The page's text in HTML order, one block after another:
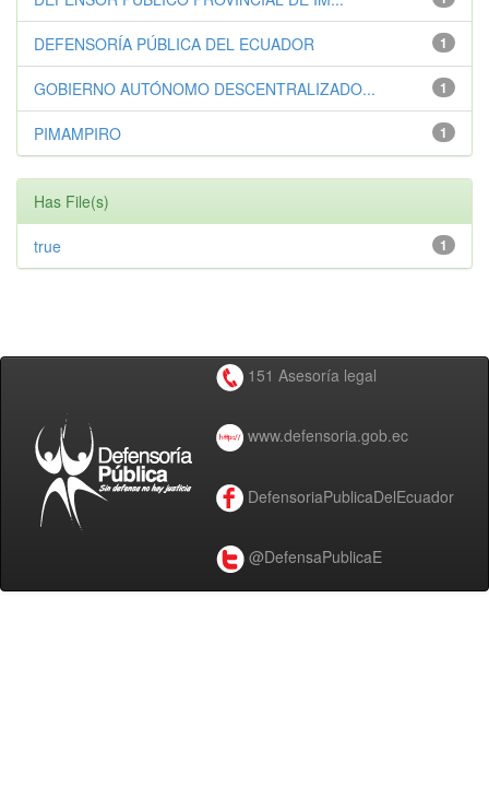
1
DEFENSORÍA PÚBLICA DEL ECUADOR
1
GOBIERNO AUTÓNOMO DESCENTRALIZADO...
1
PIMAMPIRO
Has File(s)
1
true
151 Asesoría legal
www.defensoria.gob.ec
DefensoriaPublicaDelEcuador
@DefensaPublicaE